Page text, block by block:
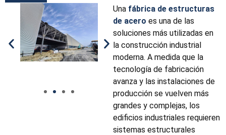
Una fábrica de estructuras
de acero es una de las
soluciones más utilizadas en
la construcción industrial
moderna. A medida que la
tecnología de fabricación
avanza y las instalaciones de
producción se vuelven más
grandes y complejas, los
edificios industriales requieren
sistemas estructurales